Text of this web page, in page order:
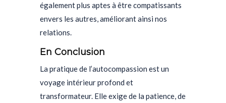
également plus aptes à être compatissants
envers les autres, améliorant ainsi nos
relations.
En Conclusion
La pratique de l’autocompassion est un
voyage intérieur profond et
transformateur. Elle exige de la patience, de